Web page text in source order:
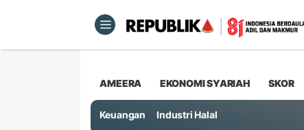
AMEERA EKONOMI SYARIAH SKOR
Keuangan Industri Halal